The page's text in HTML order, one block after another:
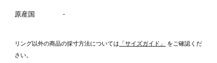
原産国 -
リング以外の商品の採寸方法については 「サイズガイド」
をご確認くだ
さい。